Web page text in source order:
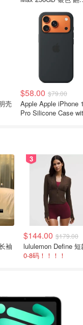
壳
$58.00 $79.00
Apple Apple iPhone
Pro Silicone Case
3
$144.00 $179.00
0-8码！！！！